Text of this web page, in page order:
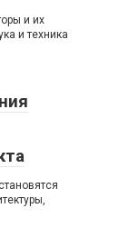
и их
и техника